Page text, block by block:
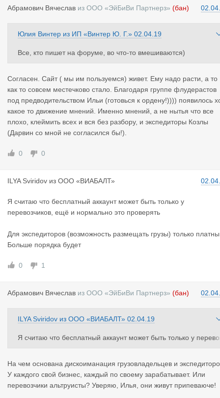
Абрамович Вячеслав из ООО «ЭйБиВи Партнерз» (бан)
Юлия Винтер из ИП «Винтер Ю. Г.» 02.04.19
Все, кто пишет на форуме, во что-то вмешиваются)
Согласен. Сайт ( мы им пользуемся) живет. Ему надо расти, а то
как то совсем местечково стало. Благодаря группе флудерастов
под предводительством Ильи (готовься к ордену!)))) появилось
какое то движение мнений. Именно мнений, а не нытья что все
плохо, клеймить всех и вся без разбору, и экспедиторы Козлы
(Дарвин со мной не согласился бы!).
0 0
ILYA Sviridov из ООО «ВИАБАЛТ»
Я считаю что бесплатный аккаунт может быть только у
перевозчиков, ещё и нормально это проверять
Для экспедиторов (возможность размещать грузы) только
Больше порядка будет
0 1
Абрамович Вячеслав из ООО «ЭйБиВи Партнерз» (бан)
ILYA Sviridov из ООО «ВИАБАЛТ» 02.04.19
Я считаю что бесплатный аккаунт может быть только у
Для экспедиторов (возможность размещать грузы) только
ный. Больше порядка будет
На чем основана дискоиманация грузовладельцев и
У каждого свой бизнес, каждый по своему зарабатывает. Или
перевозчики альтруисты? Уверяю, Илья, они живут припеваюче!